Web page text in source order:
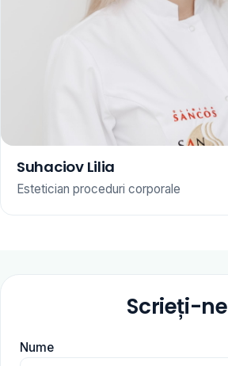
Suhaciov Lilia
Estetician proceduri corporale
Scrieți-ne
Nume